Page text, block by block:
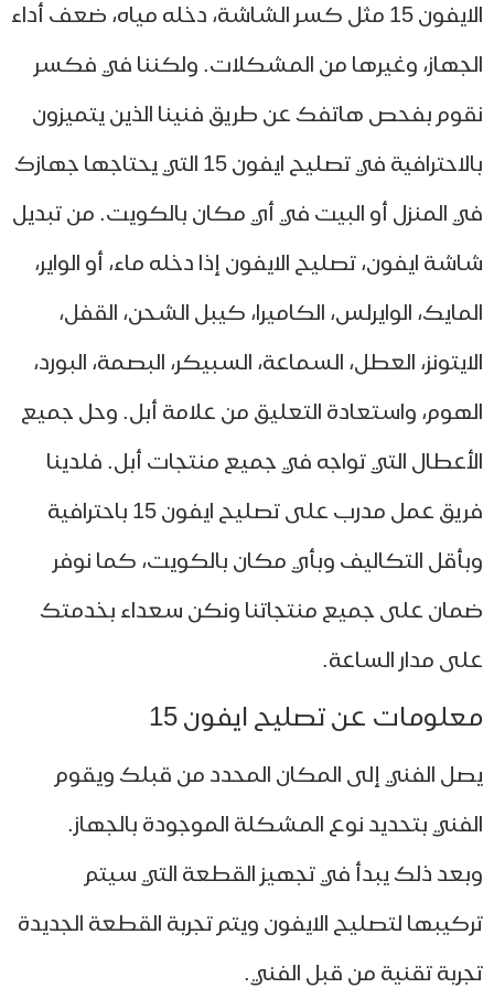
الايفون 15 مثل كسر الشاشة، دخله مياه، ضعف أداء
وغيرها من المشكلات. ولكننا في فكسر
بفحص هاتفك عن طريق فنينا الذين يتميزون
بالاحترافية في تصليح ايفون 15 التي يحتاجها جهازك
المنزل أو البيت في أي مكان بالكويت. من تبديل
ايفون، تصليح الايفون إذا دخله ماء، أو الواير،
الوايرلس، الكاميرا، كيبل الشحن، القفل،
العطل، السماعة، السبيكر، البصمة، البورد،
واستعادة التعليق من علامة أبل. وحل جميع
التي تواجه في جميع منتجات أبل. فلدينا
فريق عمل مدرب على تصليح ايفون 15 باحترافية
التكاليف وبأي مكان بالكويت، كما نوفر
على جميع منتجاتنا ونكن سعداء بخدمتك
مدار الساعة.
عن تصليح ايفون 15
الفني إلى المكان المحدد من قبلك ويقوم
بتحديد نوع المشكلة الموجودة بالجهاز.
ذلك يبدأ في تجهيز القطعة التي سيتم
لتصليح الايفون ويتم تجربة القطعة الجديدة
تقنية من قبل الفني.